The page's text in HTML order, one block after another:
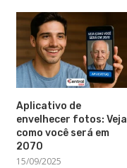
Aplicativo de
envelhecer fotos: Veja
como você será em
2070
15/09/2025